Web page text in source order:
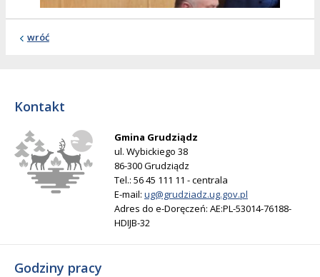
wróć
Kontakt
Gmina Grudziądz
ul. Wybickiego 38
86-300 Grudziądz
Tel.: 56 45 111 11 - centrala
E-mail: ug@grudziadz.ug.gov.pl
Adres do e-Doręczeń: AE:PL-53014-76188-
HDIJB-32
Godziny pracy